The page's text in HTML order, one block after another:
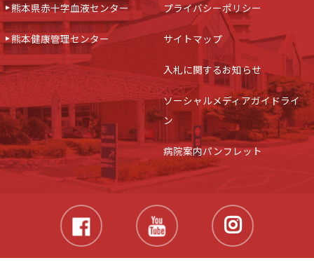
熊本県赤十字血液センター
熊本健康管理センター
プライバシーポリシー
サイトマップ
入札に関するお知らせ
ソーシャルメディアガイドライ
ン
病院案内パンフレット